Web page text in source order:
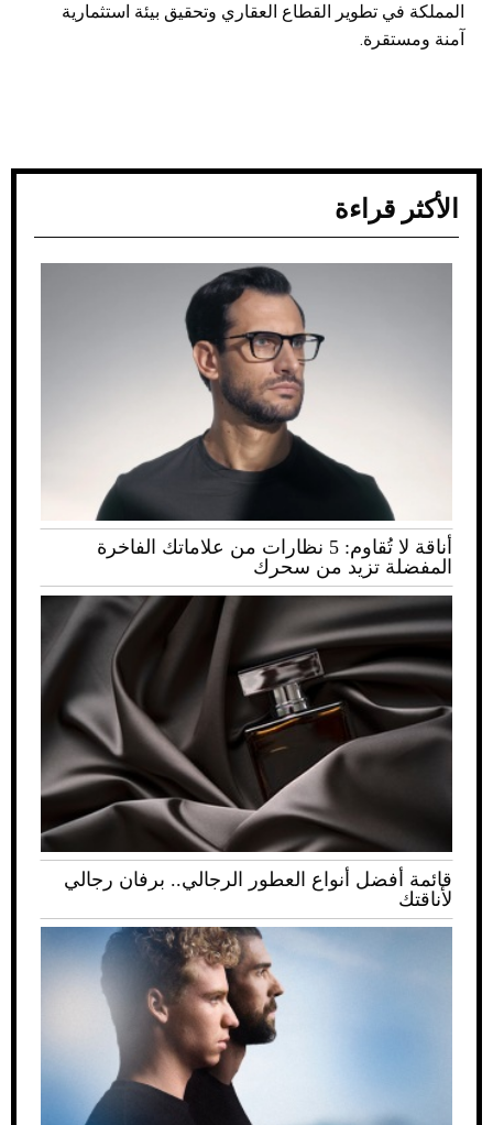
المملكة في تطوير القطاع العقاري وتحقيق بيئة استثمارية
آمنة ومستقرة.
الأكثر قراءة
أناقة لا تُقاوم: 5 نظارات من علاماتك الفاخرة
المفضلة تزيد من سحرك
قائمة أفضل أنواع العطور الرجالي.. برفان رجالي
لأناقتك